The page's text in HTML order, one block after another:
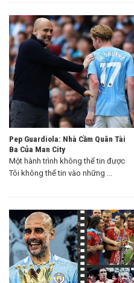
Pep Guardiola: Nhà Cầm Quân Tài
Ba Của Man City
Một hành trình không thể tin được
Tôi không thể tin vào những ...